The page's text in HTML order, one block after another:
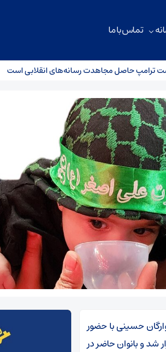
تماس با ما
حاصل مجاهدت رسانه‌های انقلابی است
حسینی با حضور
شد و بانوان حاضر در